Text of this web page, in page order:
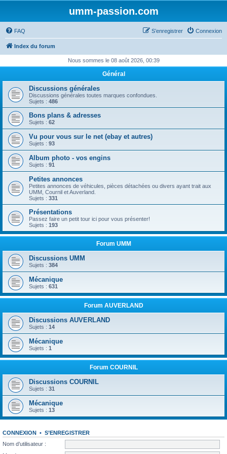
umm-passion.com
FAQ Connexion
S’enregistrer
Index du forum
Nous sommes le 08 août 2026, 00:39
Général
Discussions générales
Discussions générales toutes marques confondues.
Sujets : 486
Bons plans & adresses
Sujets : 62
Vu pour vous sur le net (ebay et autres)
Sujets : 93
Album photo - vos engins
Sujets : 91
Petites annonces
Petites annonces de véhicules, pièces détachées ou divers ayant trait aux
UMM, Cournil et Auverland.
Sujets : 331
Présentations
Passez faire un petit tour ici pour vous présenter!
Sujets : 193
Forum UMM
Discussions UMM
Sujets : 384
Mécanique
Sujets : 631
Forum AUVERLAND
Discussions AUVERLAND
Sujets : 14
Mécanique
Sujets : 1
Forum COURNIL
Discussions COURNIL
Sujets : 31
Mécanique
Sujets : 13
CONNEXION • S’ENREGISTRER
Nom d’utilisateur :